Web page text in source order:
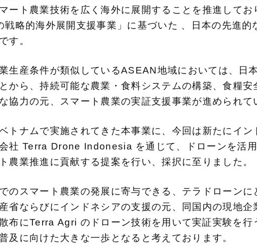
ート農業技術を広く海外に展開することを推進して
略的海外展開支援事業」に基づいた 、日本の先進的
す。
生産条件が類似しているASEAN地域においては、日
から、持続可能な農業・食料システムの構築、食糧
協力の元、スマート農業の実証支援事業が進められて
トナムで実施されてきた本事業に、今回は新たにイ
社 Terra Drone Indonesia を通じて、ドローンを活
農業推進に貢献する提案を行い、採択に至りました。
のスマート農業の発展に寄与できる、テラドローン
省ならびにインドネシアの支援の元、同国内の現地
布にTerra Agri のドローン技術を用いて実証実験を
及に向けた大きな一歩となると考えております。